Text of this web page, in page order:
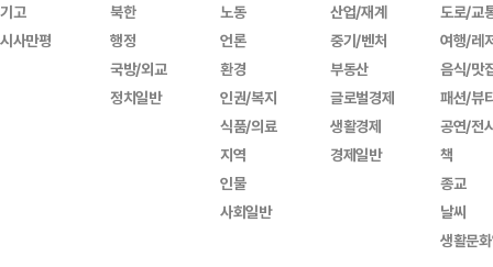
기고
시사만평
북한
행정
국방/외교
정치일반
노동
언론
환경
인권/복지
식품/의료
지역
인물
사회일반
산업/재계
중기/벤처
부동산
글로벌경제
생활경제
경제일반
도로/교
여행/레
음식/맛
패션/뷰
공연/전
책
종교
날씨
생활문